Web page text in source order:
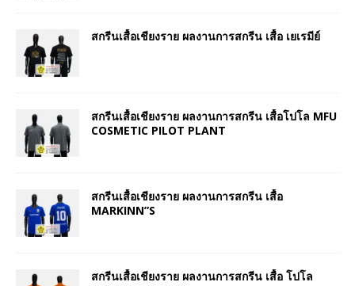
สกรีนเสื้อเชียงราย ผลงานการสกรีน เสื้อ เยเรมีย์
สกรีนเสื้อเชียงราย ผลงานการสกรีน เสื้อโปโล MFU
COSMETIC PILOT PLANT
สกรีนเสื้อเชียงราย ผลงานการสกรีน เสื้อ
MARKINN”S
สกรีนเสื้อเชียงราย ผลงานการสกรีน เสื้อ โปโล